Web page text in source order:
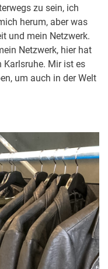
zu sein, ich
herum, aber was
und mein Netzwerk.
Netzwerk, hier hat
Karlsruhe. Mir ist es
um auch in der Welt